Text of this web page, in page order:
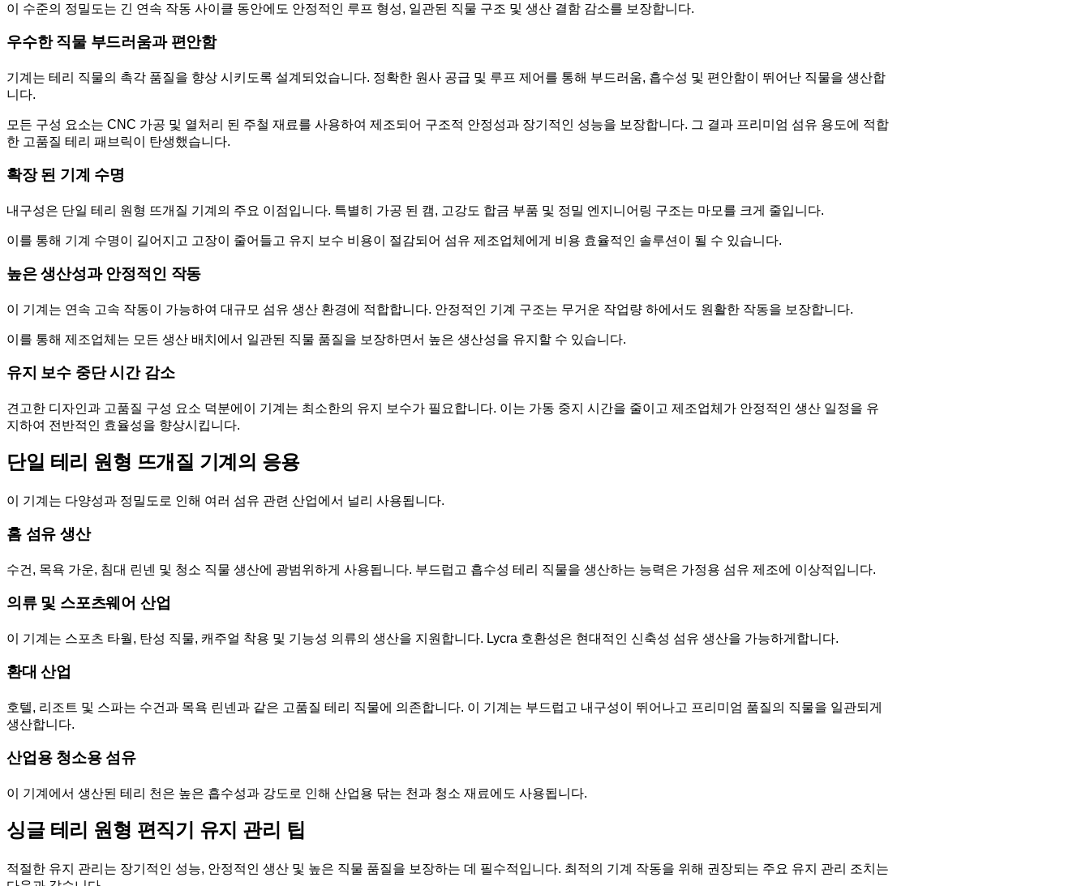
이 수준의 정밀도는 긴 연속 작동 사이클 동안에도 안정적인 루프 형성, 일관된 직물 구조 및 생산 결함 감소를 보장합니다.
우수한 직물 부드러움과 편안함
기계는 테리 직물의 촉각 품질을 향상 시키도록 설계되었습니다. 정확한 원사 공급 및 루프 제어를 통해 부드러움, 흡수성 및 편안함이 뛰어난 직물을 생산합
니다.
모든 구성 요소는 CNC 가공 및 열처리 된 주철 재료를 사용하여 제조되어 구조적 안정성과 장기적인 성능을 보장합니다. 그 결과 프리미엄 섬유 용도에 적합
한 고품질 테리 패브릭이 탄생했습니다.
확장 된 기계 수명
내구성은 단일 테리 원형 뜨개질 기계의 주요 이점입니다. 특별히 가공 된 캠, 고강도 합금 부품 및 정밀 엔지니어링 구조는 마모를 크게 줄입니다.
이를 통해 기계 수명이 길어지고 고장이 줄어들고 유지 보수 비용이 절감되어 섬유 제조업체에게 비용 효율적인 솔루션이 될 수 있습니다.
높은 생산성과 안정적인 작동
이 기계는 연속 고속 작동이 가능하여 대규모 섬유 생산 환경에 적합합니다. 안정적인 기계 구조는 무거운 작업량 하에서도 원활한 작동을 보장합니다.
이를 통해 제조업체는 모든 생산 배치에서 일관된 직물 품질을 보장하면서 높은 생산성을 유지할 수 있습니다.
유지 보수 중단 시간 감소
견고한 디자인과 고품질 구성 요소 덕분에이 기계는 최소한의 유지 보수가 필요합니다. 이는 가동 중지 시간을 줄이고 제조업체가 안정적인 생산 일정을 유
지하여 전반적인 효율성을 향상시킵니다.
단일 테리 원형 뜨개질 기계의 응용
이 기계는 다양성과 정밀도로 인해 여러 섬유 관련 산업에서 널리 사용됩니다.
홈 섬유 생산
수건, 목욕 가운, 침대 린넨 및 청소 직물 생산에 광범위하게 사용됩니다. 부드럽고 흡수성 테리 직물을 생산하는 능력은 가정용 섬유 제조에 이상적입니다.
의류 및 스포츠웨어 산업
이 기계는 스포츠 타월, 탄성 직물, 캐주얼 착용 및 기능성 의류의 생산을 지원합니다. Lycra 호환성은 현대적인 신축성 섬유 생산을 가능하게합니다.
환대 산업
호텔, 리조트 및 스파는 수건과 목욕 린넨과 같은 고품질 테리 직물에 의존합니다. 이 기계는 부드럽고 내구성이 뛰어나고 프리미엄 품질의 직물을 일관되게
생산합니다.
산업용 청소용 섬유
이 기계에서 생산된 테리 천은 높은 흡수성과 강도로 인해 산업용 닦는 천과 청소 재료에도 사용됩니다.
싱글 테리 원형 편직기 유지 관리 팁
적절한 유지 관리는 장기적인 성능, 안정적인 생산 및 높은 직물 품질을 보장하는 데 필수적입니다. 최적의 기계 작동을 위해 권장되는 주요 유지 관리 조치는